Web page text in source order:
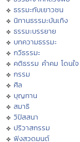
ธรรมะกับเยาวชน
นิทานธรรมะบันเทิง
ธรรมะบรรยาย
บทความธรรมะ
กวีธรรมะ
คติธรรม คำคม โดนใจ
กรรม
ศีล
บุญทาน
สมาธิ
วิปัสสนา
ปริวาสกรรม
ฟังสวดมนต์